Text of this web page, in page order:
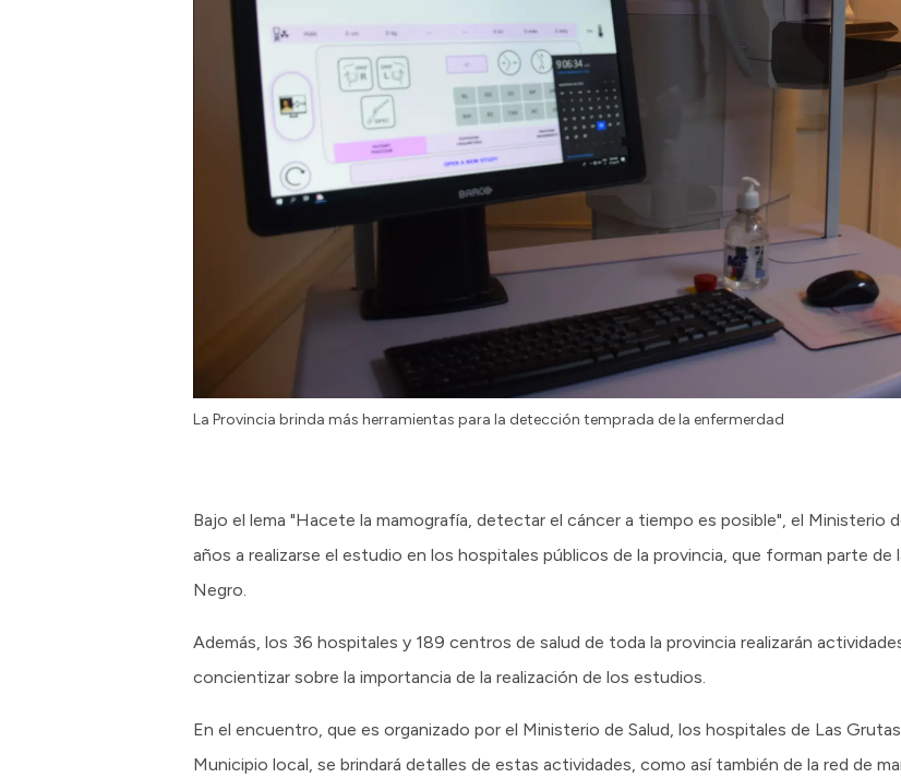
La Provincia brinda más herramientas para la detección temprada de la enfermerdad
Bajo el lema "Hacete la mamografía, detectar el cáncer a tiempo es posible", el Ministerio
años a realizarse el estudio en los hospitales públicos de la provincia, que forman parte de
Negro.
Además, los 36 hospitales y 189 centros de salud de toda la provincia realizarán
concientizar sobre la importancia de la realización de los estudios.
En el encuentro, que es organizado por el Ministerio de Salud, los hospitales de Las
Municipio local, se brindará detalles de estas actividades, como así también de la red de